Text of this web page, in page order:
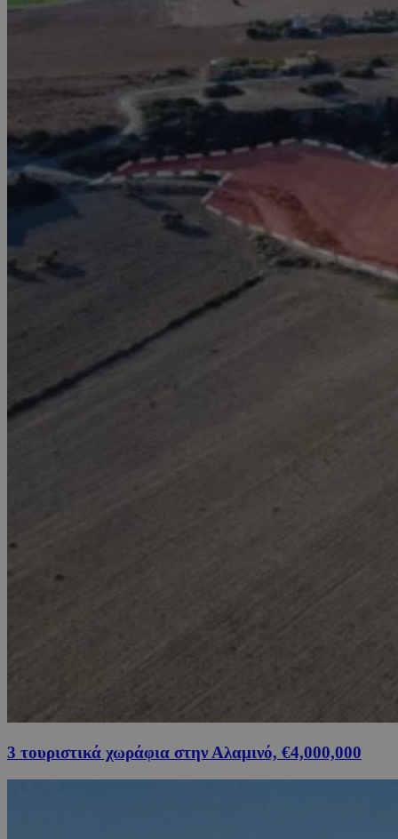
3 τουριστικά χωράφια στην Αλαμινό, €4,000,000